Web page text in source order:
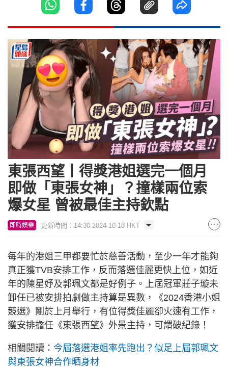
東張西望丨得獎港姐選完一個月
即做「東張女神」？撞樣兩位索
爆女星 曾被最佳主持欽點
即時娛樂 更新時間：14:30 2024-10-18 HKT
每年的港姐三甲都要忙於慈善活動，至少一年才能夠
真正獲TVB安排工作，反而落選佳麗更快上位，如近
年的陳星妤及郭珮文都是好例子。上屆冠軍莊子璇未
卸任已被安排拍劇做主持算是異數，《2024香港小姐
競選》剛於上月舉行，有位得獎佳麗卻火速有工作，
獲安排擔任《東張西望》外景主持，可謂破紀錄！
相關閱讀： 今屆落選港姐率先跑出？似足上屆郭珮文
與東張女神合作晒身材